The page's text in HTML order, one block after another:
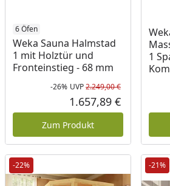
6 Öfen
Weka Sauna Halmstad
1 mit Holztür und
Fronteinstieg - 68 mm
Rabatt in
-26% UVP2.249,00 €
Aktueller
1.657,89 €
Zum Produkt
1
-22% -21%